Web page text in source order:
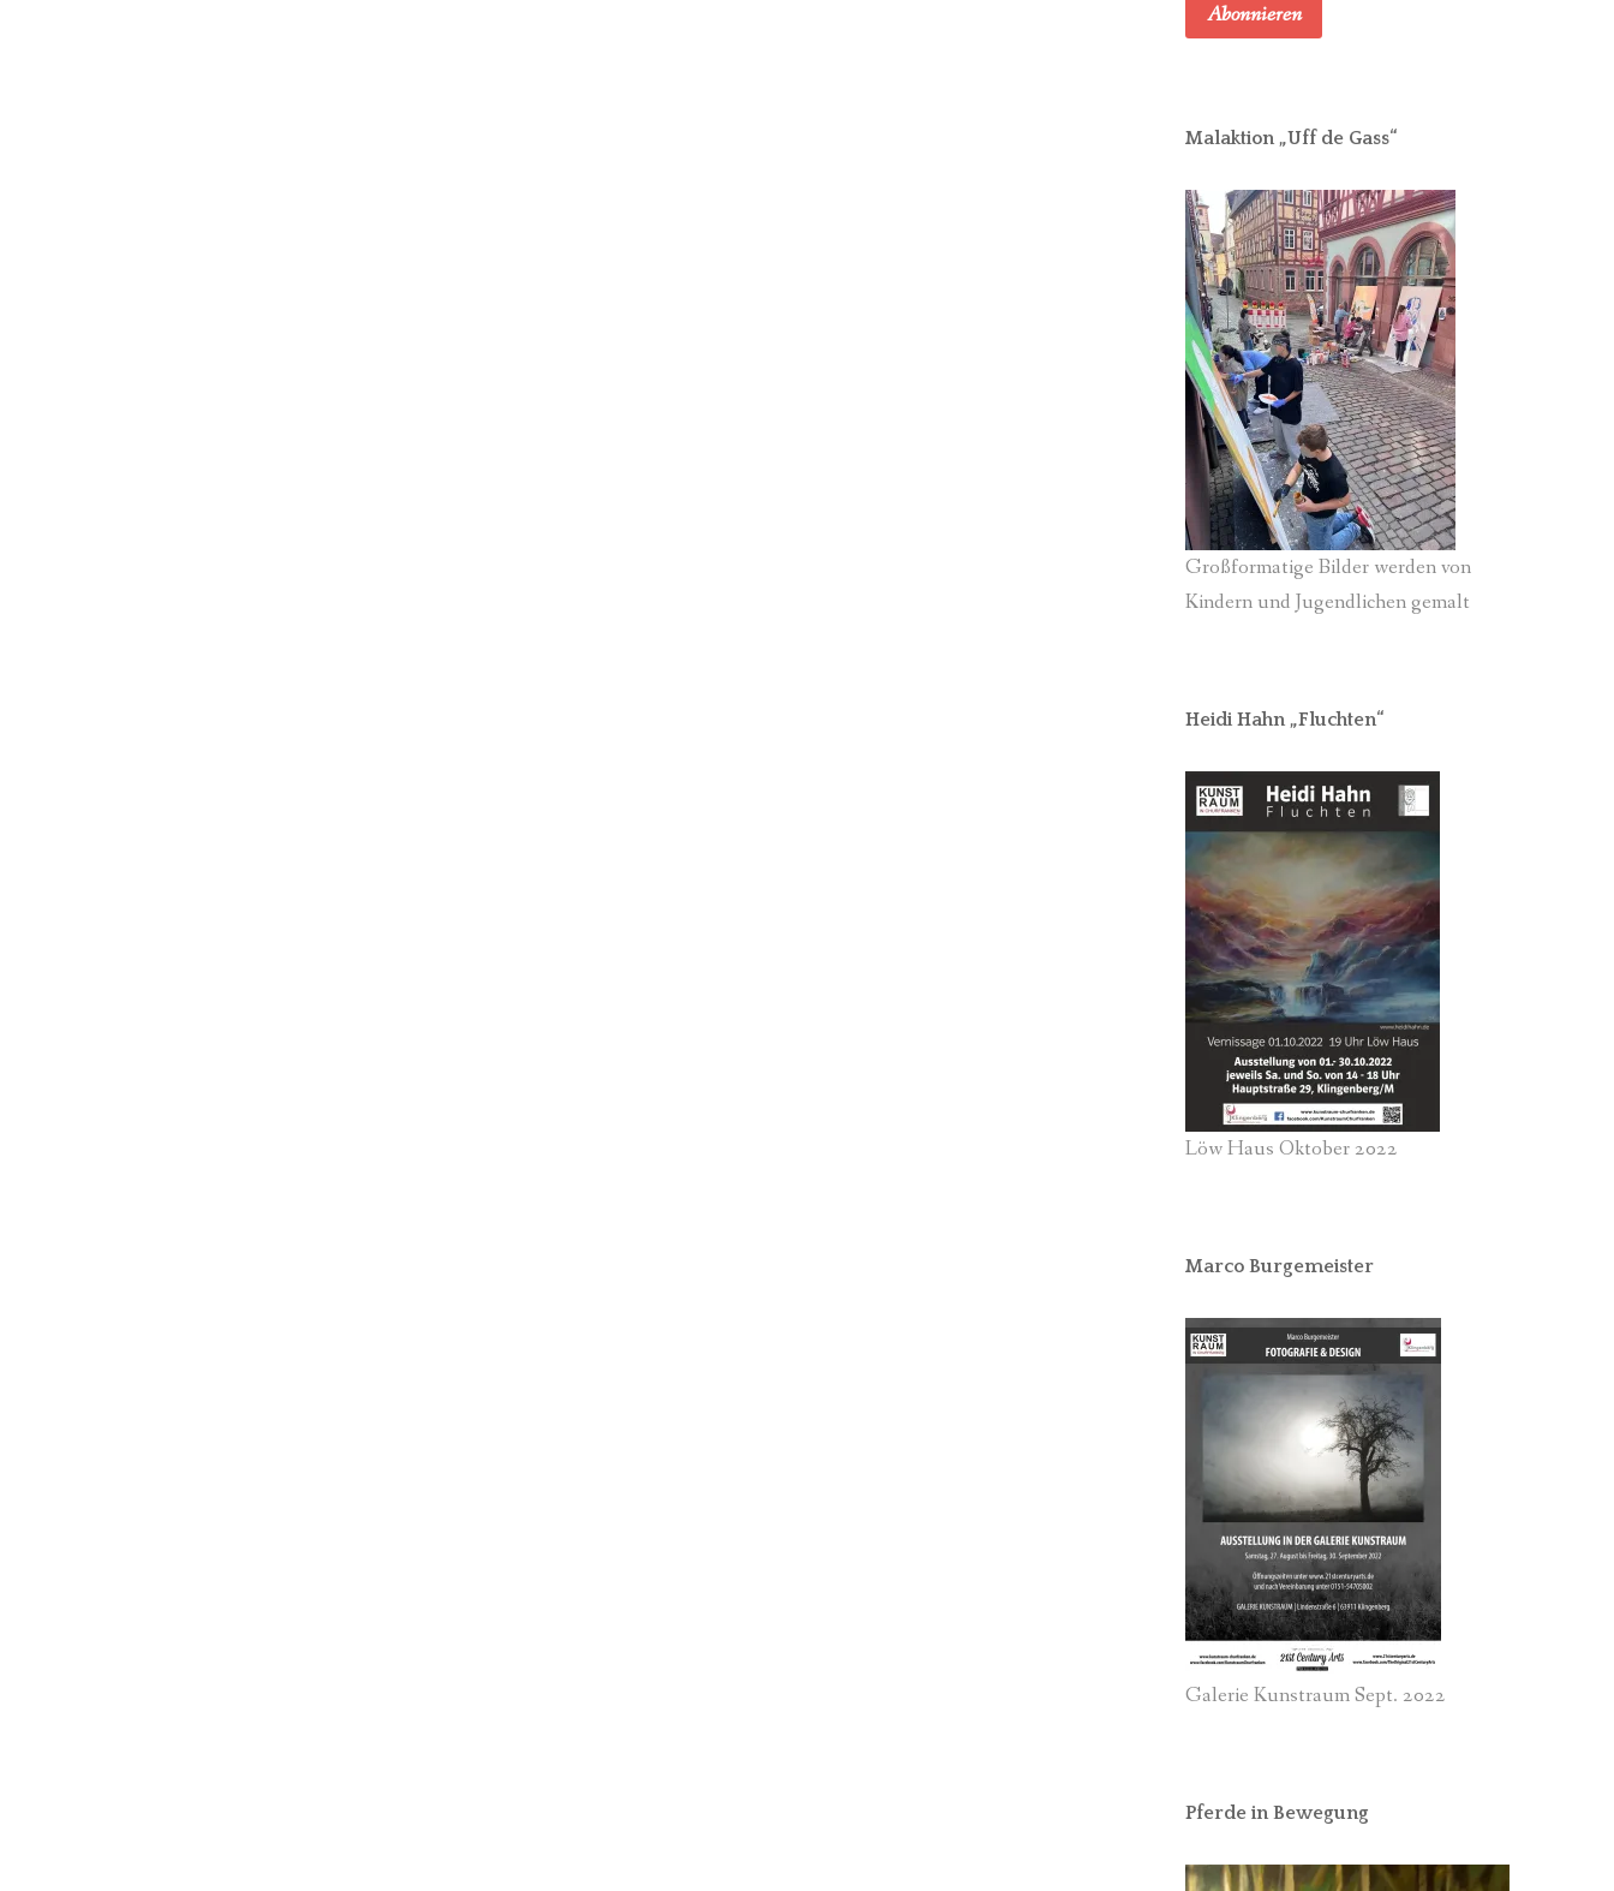
Abonnieren
Malaktion „Uff de Gass“
Großformatige Bilder werden von
Kindern und Jugendlichen gemalt
Heidi Hahn „Fluchten“
Löw Haus Oktober 2022
Marco Burgemeister
Galerie Kunstraum Sept. 2022
Pferde in Bewegung